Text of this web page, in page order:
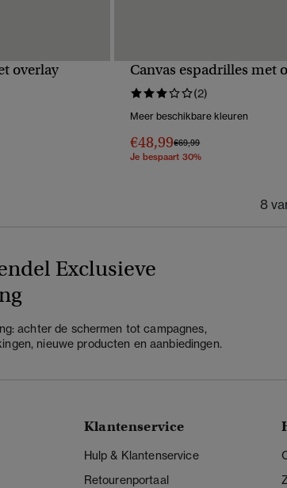
overlay
SNELLE
Canvas espadrilles met
(2)
Meer beschikbare kleuren
€48,99Prijs verlaagd van
€69,99naar
Je bespaart 30%
8
Exclusieve
achter de schermen tot campagnes,
nieuwe producten en aanbiedingen.
Klantenservice
Hulp & Klantenservice
Retourenportaal